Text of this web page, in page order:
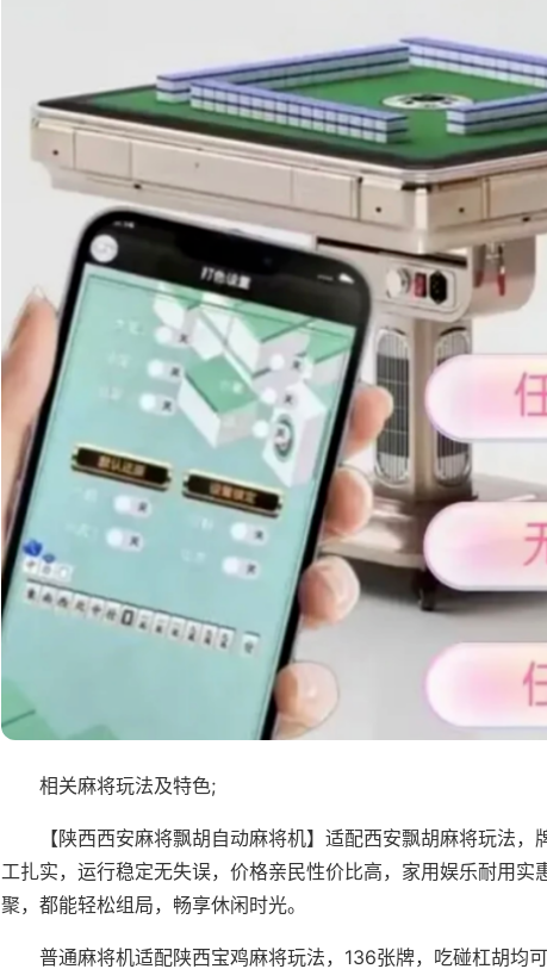
相关麻将玩法及特色;
【陕西西安麻将飘胡自动麻将机】适配西安飘胡麻将玩法
工扎实，运行稳定无失误，价格亲民性价比高，家用娱乐耐用实
聚，都能轻松组局，畅享休闲时光。
普通麻将机适配陕西宝鸡麻将玩法，136张牌，吃碰杠胡均